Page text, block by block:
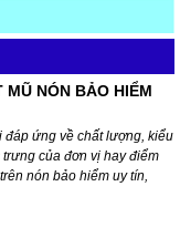
MŨ NÓN BẢO HIỂM
đáp ứng về chất lượng, kiểu
của đơn vị hay điểm
nón bảo hiểm uy tín,